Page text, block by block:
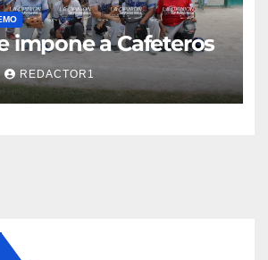
impone a Cafeteros
REDACTOR1